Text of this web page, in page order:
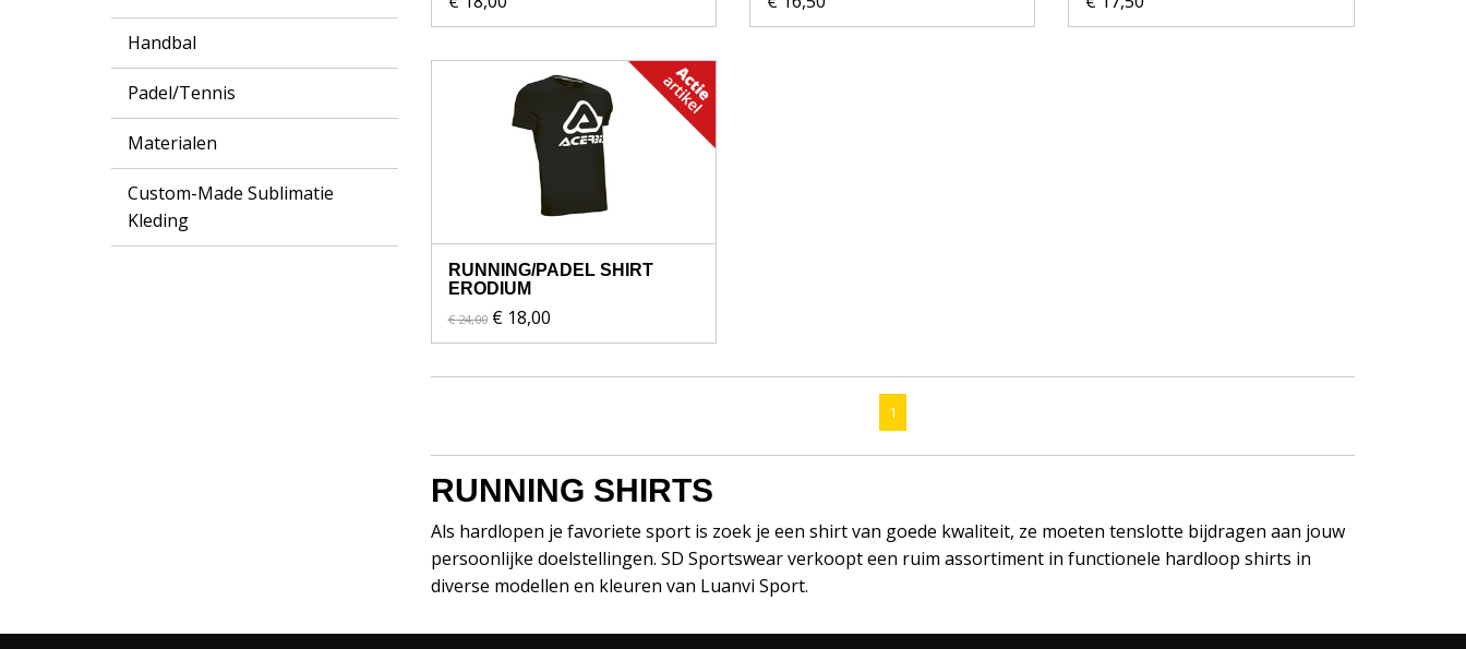
Handbal
Padel/Tennis
Materialen
Custom-Made Sublimatie
Kleding
RUNNING/PADEL SHIRT
ERODIUM
€ 24,00€ 18,00
1
RUNNING SHIRTS
Als hardlopen je favoriete sport is zoek je een shirt van goede kwaliteit, ze moeten tenslotte bijdragen aan jouw
persoonlijke doelstellingen. SD Sportswear verkoopt een ruim assortiment in functionele hardloop shirts in
diverse modellen en kleuren van Luanvi Sport.